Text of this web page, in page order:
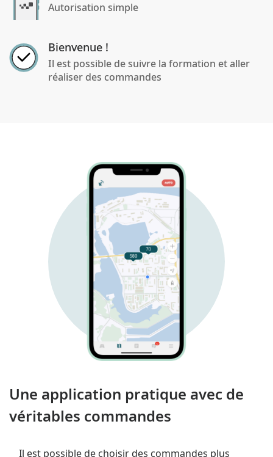
Autorisation simple
Bienvenue !
Il est possible de suivre la formation et aller
réaliser des commandes
Une application pratique avec de
véritables commandes
Il est possible de choisir des commandes plus